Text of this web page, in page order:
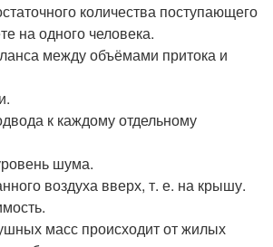
количества поступающего
на одного человека.
между объёмами притока и
к каждому отдельному
шума.
воздуха вверх, т. е. на крышу.
масс происходит от жилых